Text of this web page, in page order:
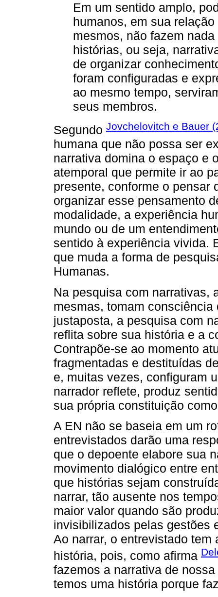
Em um sentido amplo,
humanos, em sua
mesmos, não fazem
histórias, ou seja,
de organizar
foram configuradas e
ao mesmo tempo,
seus membros.
Segundo Jovchelovitch e Bauer
humana que não possa ser
narrativa domina o espaço e
atemporal que permite ir ao
presente, conforme o pensar
organizar esse pensamento
modalidade, a experiência
mundo ou de um
sentido à experiência vivida.
que muda a forma de
Humanas.
Na pesquisa com narrativas,
mesmas, tomam
justaposta, a pesquisa com
reflita sobre sua história e a
Contrapõe-se ao momento
fragmentadas e destituídas
e, muitas vezes, configuram
narrador reflete, produz
sua própria constituição
A EN não se baseia em um
entrevistados darão uma
que o depoente elabore sua
movimento dialógico entre
que histórias sejam
narrar, tão ausente nos
maior valor quando são
invisibilizados pelas gestões
Ao narrar, o entrevistado
história, pois, como afirma
fazemos a narrativa de
temos uma história porque